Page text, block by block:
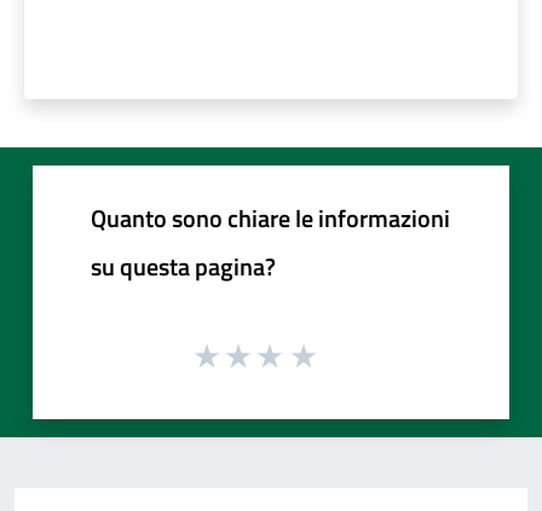
Quanto sono chiare le informazioni
su questa pagina?